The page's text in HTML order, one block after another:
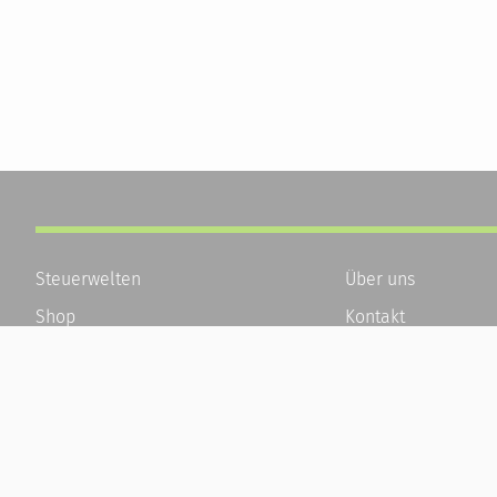
Steuerwelten
Shop
Über uns
Kontakt